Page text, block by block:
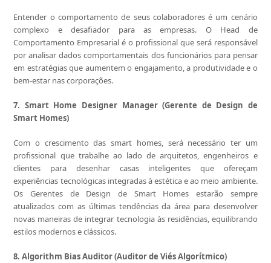
Entender o comportamento de seus colaboradores é um cenário
complexo e desafiador para as empresas. O Head de
Comportamento Empresarial é o profissional que será responsável
por analisar dados comportamentais dos funcionários para pensar
em estratégias que aumentem o engajamento, a produtividade e o
bem-estar nas corporações.
7. Smart Home Designer Manager (Gerente de Design de
Smart Homes)
Com o crescimento das smart homes, será necessário ter um
profissional que trabalhe ao lado de arquitetos, engenheiros e
clientes para desenhar casas inteligentes que ofereçam
experiências tecnológicas integradas à estética e ao meio ambiente.
Os Gerentes de Design de Smart Homes estarão sempre
atualizados com as últimas tendências da área para desenvolver
novas maneiras de integrar tecnologia às residências, equilibrando
estilos modernos e clássicos.
8. Algorithm Bias Auditor (Auditor de Viés Algorítmico)